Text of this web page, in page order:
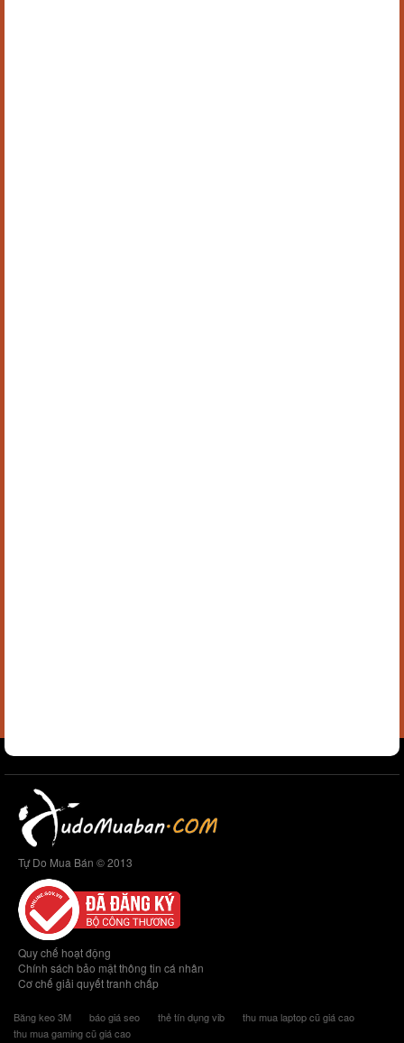
Tự Do Mua Bán © 2013
Quy chế hoạt động
Chính sách bảo mật thông tin cá nhân
Cơ chế giải quyết tranh chấp
Băng keo 3M báo giá seo thẻ tín dụng vib
thu mua laptop cũ giá cao
thu mua gaming cũ giá cao